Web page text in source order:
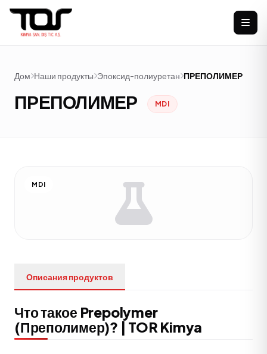
Дом Наши продукты Эпоксид-полиуретан ПРЕПОЛИМЕР
ПРЕПОЛИМЕР MDI
MDI
Описания продуктов
Что такое Prepolymer
(Преполимер)? | TOR Kimya